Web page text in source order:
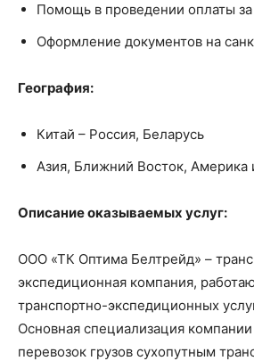
Помощь в проведении оплаты за
Оформление документов на
География:
Китай – Россия, Беларусь
Азия, Ближний Восток, Америка
Описание оказываемых услуг:
ООО «ТК Оптима Белтрейд» –
экспедиционная компания,
транспортно-экспедиционных
Основная специализация
перевозок грузов сухопутным